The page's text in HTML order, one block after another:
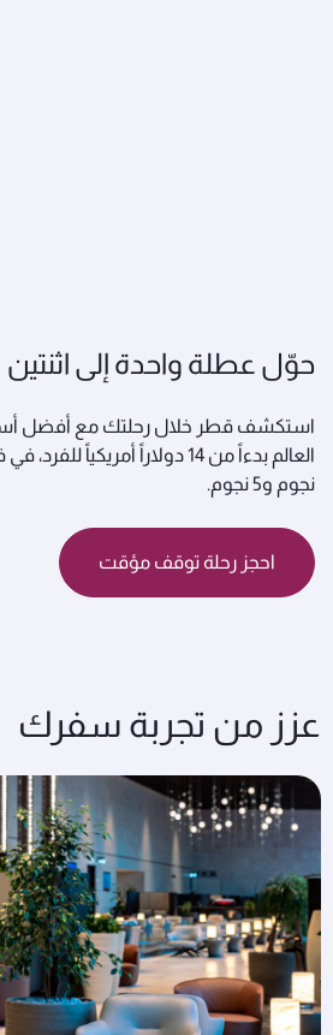
حوّل عطلة واحدة إلى اثنتين
استكشف قطر خلال رحلتك مع أفضل
نجوم و5 نجوم.
احجز رحلة توقف مؤقت
عزز من تجربة سفرك